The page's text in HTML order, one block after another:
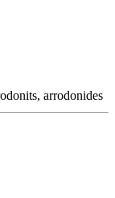
, arrodonides